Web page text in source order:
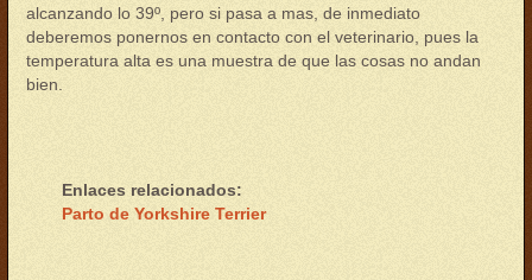
alcanzando lo 39º, pero si pasa a mas, de inmediato
deberemos ponernos en contacto con el veterinario, pues la
temperatura alta es una muestra de que las cosas no andan
bien.
Enlaces relacionados:
Parto de Yorkshire Terrier